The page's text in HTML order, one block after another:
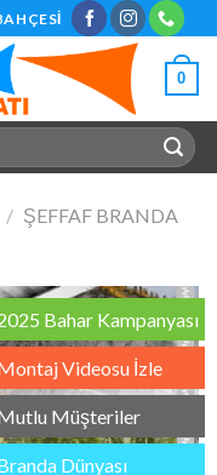
0
/ ŞEFFAF BRANDA
Bahar Kampanyası
Videosu İzle
Müşteriler
Dünyası